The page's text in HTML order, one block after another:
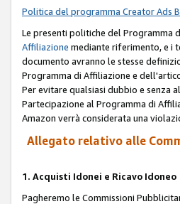
Politica del programma Creator Ads
Le presenti politiche del Programma
Affiliazione mediante riferimento, e i
documento avranno le stesse
Programma di Affiliazione e
Per evitare qualsiasi dubbio e senza
Partecipazione al Programma di
Amazon verrà considerata una
Allegato relativo alle
1. Acquisti Idonei e Ricavo Idoneo
Pagheremo le Commissioni